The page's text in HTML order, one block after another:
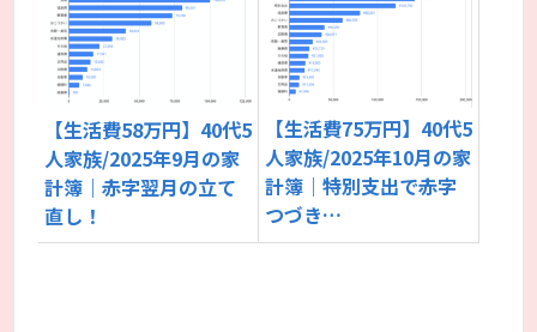
【生活費58万円】40代5
人家族/2025年9月の家
計簿｜赤字翌月の立て
直し！
【生活費75万円】40代5
人家族/2025年10月の家
計簿｜特別支出で赤字
つづき…